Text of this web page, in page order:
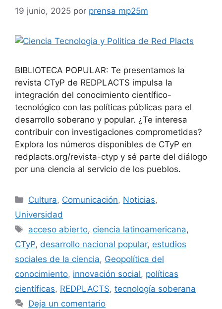
19 junio, 2025 por prensa mp25m
BIBLIOTECA POPULAR: Te presentamos la
revista CTyP de REDPLACTS impulsa la
integración del conocimiento científico-
tecnológico con las políticas públicas para el
desarrollo soberano y popular. ¿Te interesa
contribuir con investigaciones comprometidas?
Explora los números disponibles de CTyP en
redplacts.org/revista-ctyp y sé parte del diálogo
por una ciencia al servicio de los pueblos.
Cultura, Comunicación, Noticias,
Universidad
acceso abierto, ciencia latinoamericana,
CTyP, desarrollo nacional popular, estudios
sociales de la ciencia, Geopolítica del
conocimiento, innovación social, políticas
científicas, REDPLACTS, tecnología soberana
Deja un comentario